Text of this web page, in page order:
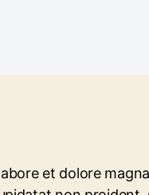
et dolore